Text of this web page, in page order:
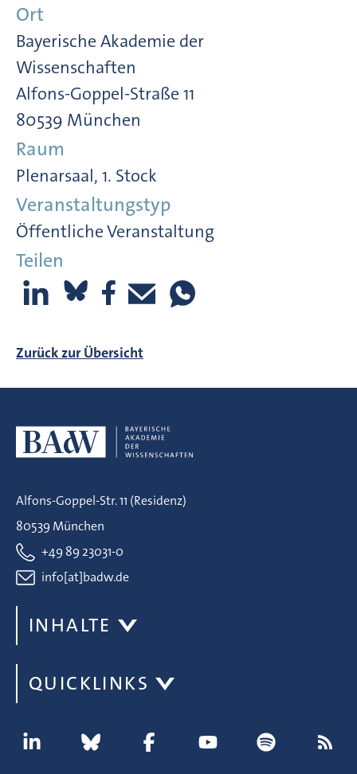
Ort
Bayerische Akademie der
Wissenschaften
Alfons-Goppel-Straße 11
80539 München
Raum
Plenarsaal, 1. Stock
Veranstaltungstyp
Öffentliche Veranstaltung
Teilen
Zurück zur Übersicht
Alfons-Goppel-Str. 11 (Residenz)
80539 München
+49 89 23031-0
info[at]badw.de
INHALTE
QUICKLINKS